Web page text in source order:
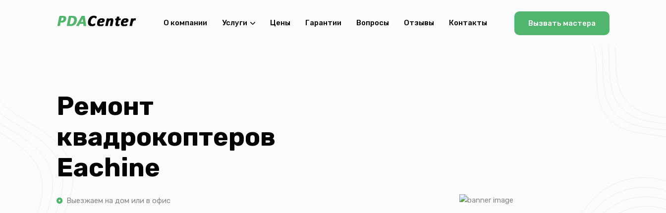
О компании Услуги Цены Гарантии Вопросы Отзывы Контакты Вызвать мастера
Ремонт
квадрокоптеров
Eachine
Выезжаем на дом или в офис